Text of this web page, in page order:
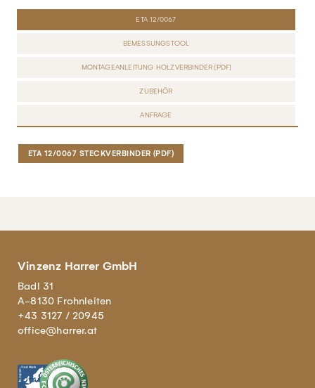
ETA 12/0067
BEMESSUNGSTOOL
MONTAGEANLEITUNG HOLZVERBINDER [PDF]
ZUBEHÖR
ANFRAGE
ETA 12/0067 STECKVERBINDER (PDF)
Vinzenz Harrer GmbH
Badl 31
A-8130 Frohnleiten
+43 3127 / 20945
office@harrer.at